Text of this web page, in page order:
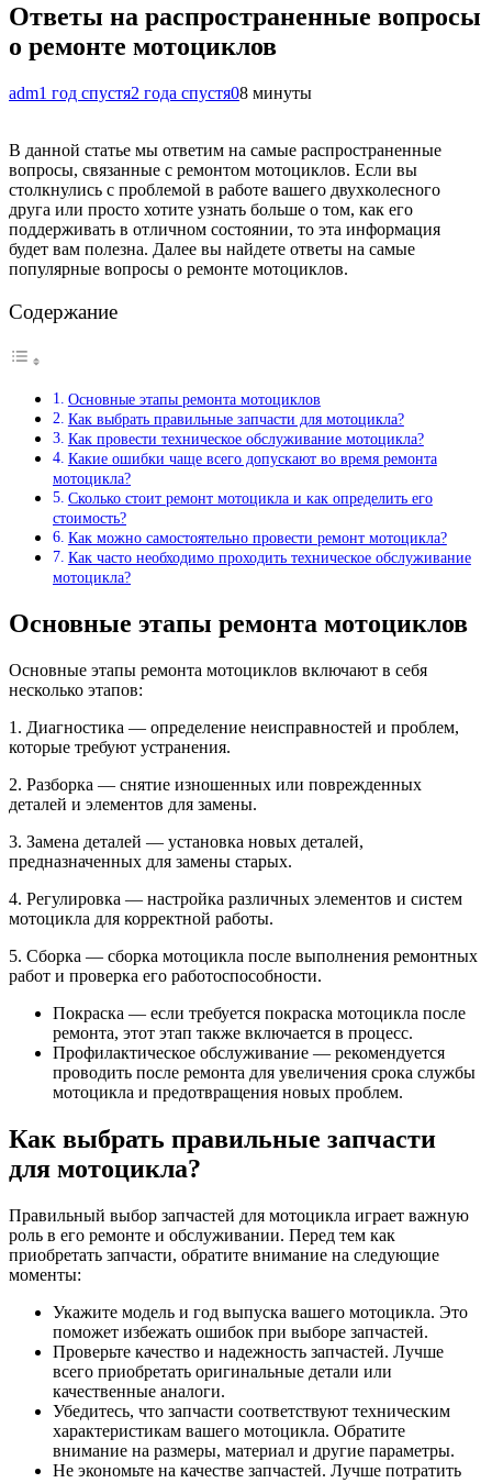
Ответы на распространенные вопросы
о ремонте мотоциклов
adm1 год спустя2 года спустя08 минуты
В данной статье мы ответим на самые распространенные
вопросы, связанные с ремонтом мотоциклов. Если вы
столкнулись с проблемой в работе вашего двухколесного
друга или просто хотите узнать больше о том, как его
поддерживать в отличном состоянии, то эта информация
будет вам полезна. Далее вы найдете ответы на самые
популярные вопросы о ремонте мотоциклов.
Содержание
Основные этапы ремонта мотоциклов
Как выбрать правильные запчасти для мотоцикла?
Как провести техническое обслуживание мотоцикла?
Какие ошибки чаще всего допускают во время ремонта
мотоцикла?
Сколько стоит ремонт мотоцикла и как определить его
стоимость?
Как можно самостоятельно провести ремонт мотоцикла?
Как часто необходимо проходить техническое обслуживание
мотоцикла?
Основные этапы ремонта мотоциклов
Основные этапы ремонта мотоциклов включают в себя
несколько этапов:
1. Диагностика — определение неисправностей и проблем,
которые требуют устранения.
2. Разборка — снятие изношенных или поврежденных
деталей и элементов для замены.
3. Замена деталей — установка новых деталей,
предназначенных для замены старых.
4. Регулировка — настройка различных элементов и систем
мотоцикла для корректной работы.
5. Сборка — сборка мотоцикла после выполнения ремонтных
работ и проверка его работоспособности.
Покраска — если требуется покраска мотоцикла после
ремонта, этот этап также включается в процесс.
Профилактическое обслуживание — рекомендуется
проводить после ремонта для увеличения срока службы
мотоцикла и предотвращения новых проблем.
Как выбрать правильные запчасти
для мотоцикла?
Правильный выбор запчастей для мотоцикла играет важную
роль в его ремонте и обслуживании. Перед тем как
приобретать запчасти, обратите внимание на следующие
моменты:
Укажите модель и год выпуска вашего мотоцикла. Это
поможет избежать ошибок при выборе запчастей.
Проверьте качество и надежность запчастей. Лучше
всего приобретать оригинальные детали или
качественные аналоги.
Убедитесь, что запчасти соответствуют техническим
характеристикам вашего мотоцикла. Обратите
внимание на размеры, материал и другие параметры.
Не экономьте на качестве запчастей. Лучше потратить